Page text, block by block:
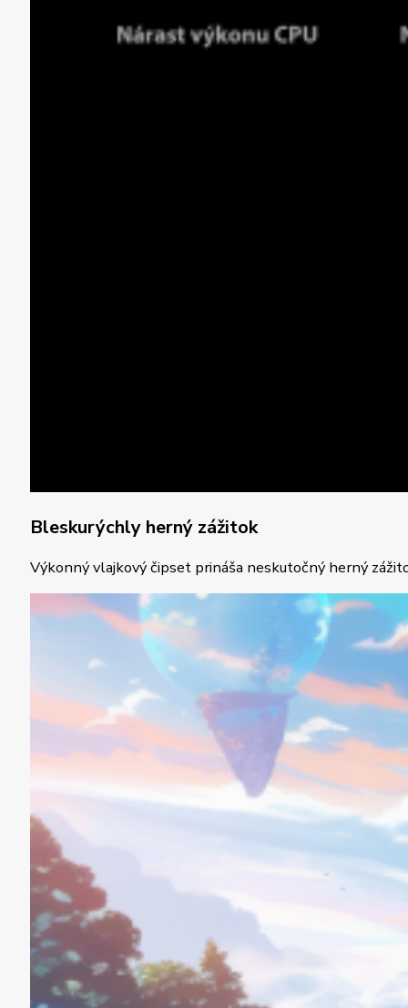
Bleskurýchly herný zážitok
Výkonný vlajkový čipset prináša neskutočný herný